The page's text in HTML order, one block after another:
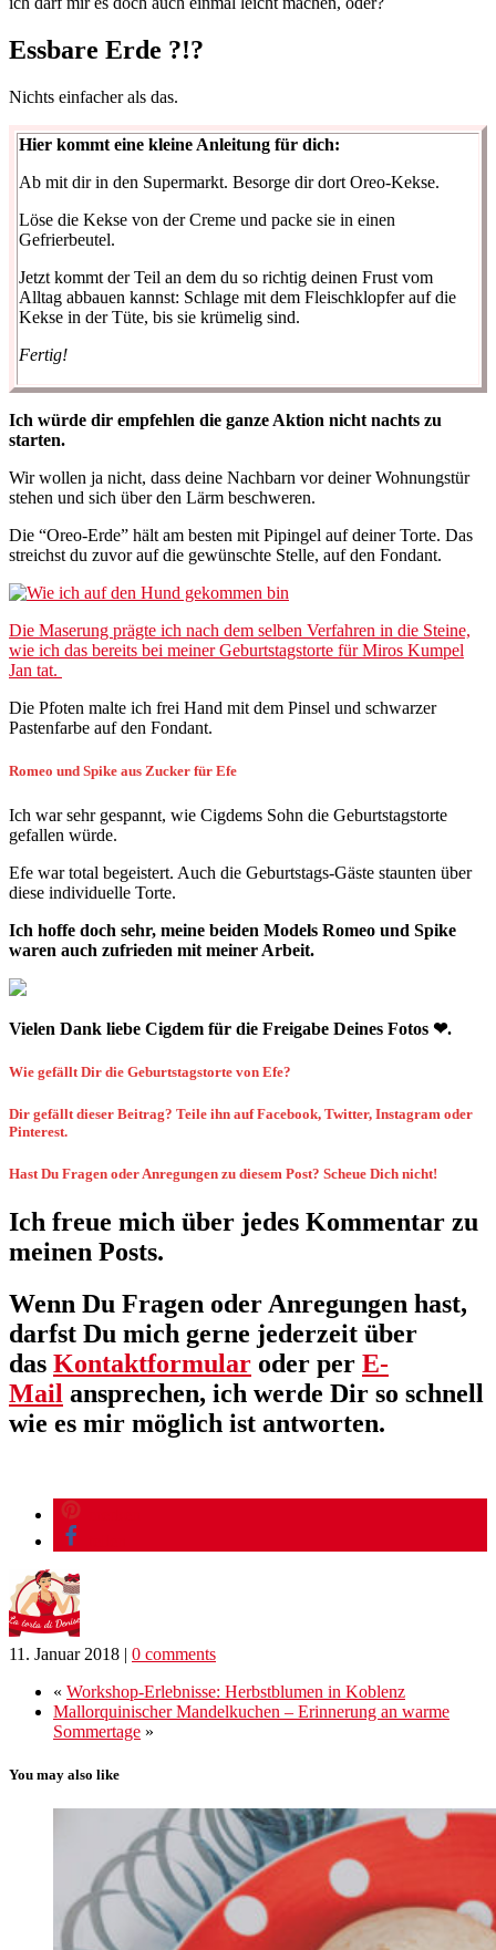
Essbare Erde ?!?
Nichts einfacher als das.
Hier kommt eine kleine Anleitung für dich:
Ab mit dir in den Supermarkt. Besorge dir dort Oreo-Kekse.
Löse die Kekse von der Creme und packe sie in einen
Gefrierbeutel.
Jetzt kommt der Teil an dem du so richtig deinen Frust vom
Alltag abbauen kannst: Schlage mit dem Fleischklopfer auf die
Kekse in der Tüte, bis sie krümelig sind.
Fertig!
Ich würde dir empfehlen die ganze Aktion nicht nachts zu
starten.
Wir wollen ja nicht, dass deine Nachbarn vor deiner Wohnungstür
stehen und sich über den Lärm beschweren.
Die “Oreo-Erde” hält am besten mit Pipingel auf deiner Torte. Das
streichst du zuvor auf die gewünschte Stelle, auf den Fondant.
Die Maserung prägte ich nach dem selben Verfahren in die Steine,
wie ich das bereits bei meiner Geburtstagstorte für Miros Kumpel
Jan tat.
Die Pfoten malte ich frei Hand mit dem Pinsel und schwarzer
Pastenfarbe auf den Fondant.
Romeo und Spike aus Zucker für Efe
Ich war sehr gespannt, wie Cigdems Sohn die Geburtstagstorte
gefallen würde.
Efe war total begeistert. Auch die Geburtstags-Gäste staunten über
diese individuelle Torte.
Ich hoffe doch sehr, meine beiden Models Romeo und Spike
waren auch zufrieden mit meiner Arbeit.
Vielen Dank liebe Cigdem für die Freigabe Deines Fotos ❤︎.
Wie gefällt Dir die Geburtstagstorte von Efe?
Dir gefällt dieser Beitrag? Teile ihn auf Facebook, Twitter, Instagram oder
Pinterest.
Hast Du Fragen oder Anregungen zu diesem Post? Scheue Dich nicht!
Ich freue mich über jedes Kommentar zu
meinen Posts.
Wenn Du Fragen oder Anregungen hast,
darfst Du mich gerne jederzeit über
das Kontaktformular oder per E-
Mail ansprechen, ich werde Dir so schnell
wie es mir möglich ist antworten.
11. Januar 2018 | 0 comments
« Workshop-Erlebnisse: Herbstblumen in Koblenz
Mallorquinischer Mandelkuchen – Erinnerung an warme
Sommertage »
You may also like